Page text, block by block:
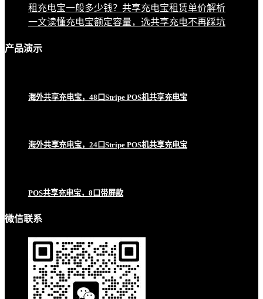
租充电宝一般多少钱？共享充电宝租赁单价解析
一文读懂充电宝额定容量，选共享充电不再踩坑
产品演示
海外共享充电宝，48口Stripe POS机共享充电宝
海外共享充电宝，24口Stripe POS机共享充电宝
POS共享充电宝，8口带屏款
微信联系